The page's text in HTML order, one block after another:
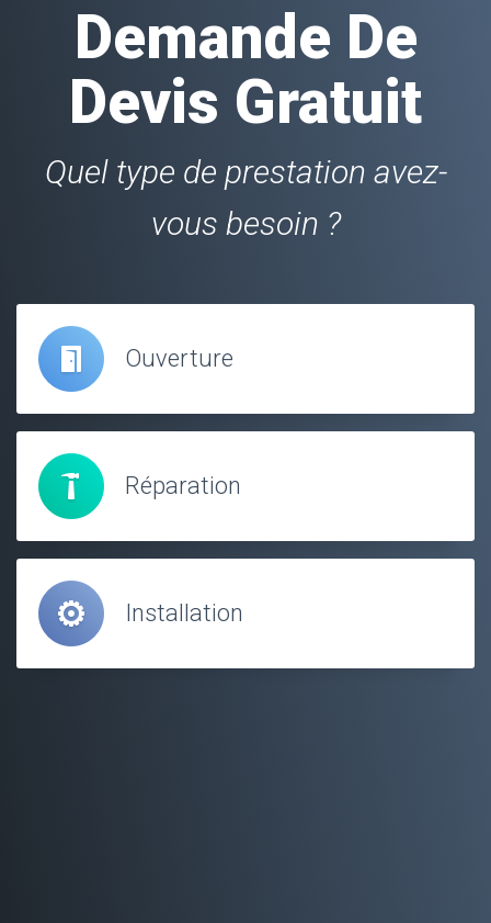
Demande De
Devis Gratuit
Quel type de prestation avez-
vous besoin ?
Ouverture
Réparation
Installation